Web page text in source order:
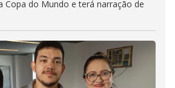
Copa do Mundo e terá narração de